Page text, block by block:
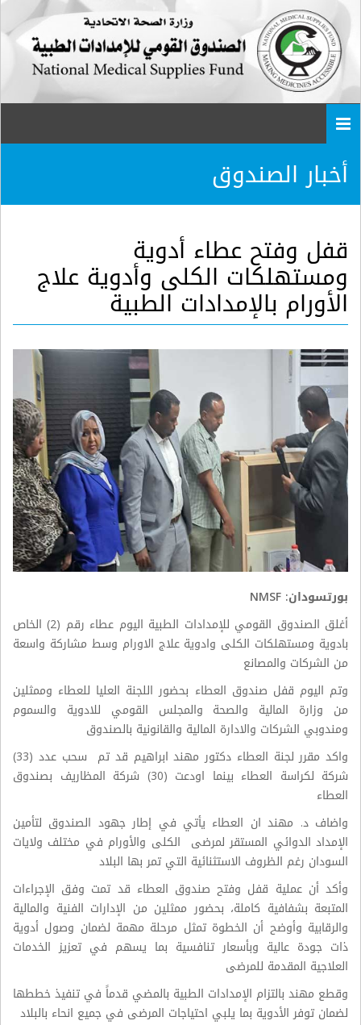
أخبار الصندوق
قفل وفتح عطاء أدوية
ومستهلكات الكلى وأدوية علاج
الأورام بالإمدادات الطبية
بورتسودان: NMSF
أغلق الصندوق القومي للإمدادات الطبية اليوم عطاء رقم (2) الخاص
بادوية ومستهلكات الكلى وادوية علاج الاورام وسط مشاركة واسعة
من الشركات والمصانع
وتم اليوم قفل صندوق العطاء بحضور اللجنة العليا للعطاء وممثلين
من وزارة المالية والصحة والمجلس القومي للادوية والسموم
ومندوبي الشركات والادارة المالية والقانونية بالصندوق
واكد مقرر لجنة العطاء دكتور مهند ابراهيم قد تم سحب عدد (33)
شركة لكراسة العطاء بينما اودعت (30) شركة المظاريف بصندوق
العطاء
واضاف د. مهند ان العطاء يأتي في إطار جهود الصندوق لتأمين
الإمداد الدوائي المستقر لمرضى الكلى والأورام في مختلف ولايات
السودان رغم الظروف الاستثنائية التي تمر بها البلاد
وأكد أن عملية قفل وفتح صندوق العطاء قد تمت وفق الإجراءات
المتبعة بشفافية كاملة، بحضور ممثلين من الإدارات الفنية والمالية
والرقابية وأوضح أن الخطوة تمثل مرحلة مهمة لضمان وصول أدوية
ذات جودة عالية وبأسعار تنافسية بما يسهم في تعزيز الخدمات
العلاجية المقدمة للمرضى
وقطع مهند بالتزام الإمدادات الطبية بالمضي قدماً في تنفيذ خططها
لضمان توفر الأدوية بما يلبي احتياجات المرضى في جميع انحاء بالبلاد